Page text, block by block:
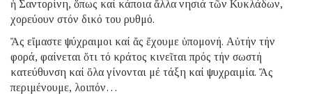
ἡ Σαντορίνη, ὅπως καί κάποια ἄλλα νησιά τῶν Κυκλάδων,
χορεύουν στόν δικό του ρυθμό.
Ἄς εἴμαστε ψύχραιμοι καί ἄς ἔχουμε ὑπομονή. Αὐτήν τήν
φορά, φαίνεται ὅτι τό κράτος κινεῖται πρός τήν σωστή
κατεύθυνση καί ὅλα γίνονται μέ τάξη καί ψυχραιμία. Ἄς
περιμένουμε, λοιπόν…